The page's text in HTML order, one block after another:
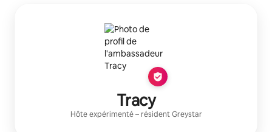
Tracy
Hôte expérimenté– résidentGreystar